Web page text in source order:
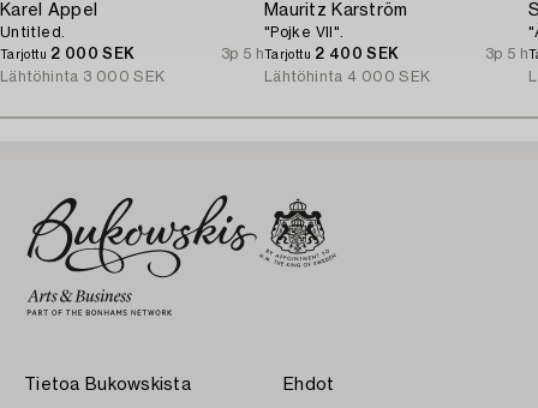
Karel Appel
Untitled.
Tarjottu 2 000 SEK
3p 5 h
Lähtöhinta 3 000 SEK
Mauritz Karström
"Pojke VII".
Tarjottu 2 400 SEK
3p 5 h
Lähtöhinta 4 000 SEK
Tietoa Bukowskista Ehdot